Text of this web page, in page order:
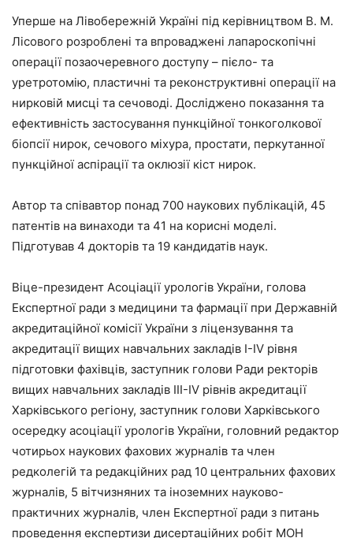
Уперше на Лівобережній Україні під керівництвом В. М.
Лісового розроблені та впроваджені лапароскопічні
операції позаочеревного доступу – пієло- та
уретротомію, пластичні та реконструктивні операції на
нирковій мисці та сечоводі. Досліджено показання та
ефективність застосування пункційної тонкоголкової
біопсії нирок, сечового міхура, простати, перкутанної
пункційної аспірації та оклюзії кіст нирок.
Автор та співавтор понад 700 наукових публікацій, 45
патентів на винаходи та 41 на корисні моделі.
Підготував 4 докторів та 19 кандидатів наук.
Віце-президент Асоціації урологів України, голова
Експертної ради з медицини та фармації при Державній
акредитаційної комісії України з ліцензування та
акредитації вищих навчальних закладів І-ІV рівня
підготовки фахівців, заступник голови Ради ректорів
вищих навчальних закладів ІІІ-ІV рівнів акредитації
Харківського регіону, заступник голови Харківського
осередку асоціації урологів України, головний редактор
чотирьох наукових фахових журналів та член
редколегій та редакційних рад 10 центральних фахових
журналів, 5 вітчизняних та іноземних науково-
практичних журналів, член Експертної ради з питань
проведення експертизи дисертаційних робіт МОН